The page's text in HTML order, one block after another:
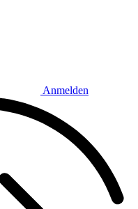
Anmelden